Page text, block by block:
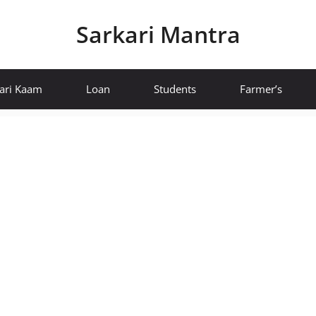
Sarkari Mantra
Kaam Loan Students Farmer’s